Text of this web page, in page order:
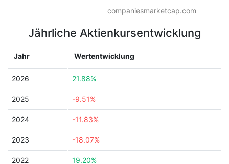
companiesmarketcap.com
Jährliche Aktienkursentwicklung
Jahr Wertentwicklung
2026 21.88%
2025 -9.51%
2024 -11.83%
2023 -18.07%
2022 19.20%